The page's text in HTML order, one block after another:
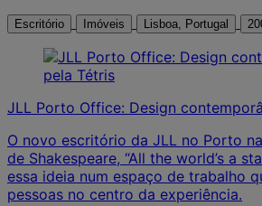
Escritório Imóveis Lisboa, Portugal
JLL Porto Office: Design
O novo escritório da JLL no Porto
de Shakespeare, “All the world’s a
essa ideia num espaço de trabalho
pessoas no centro da experiência.